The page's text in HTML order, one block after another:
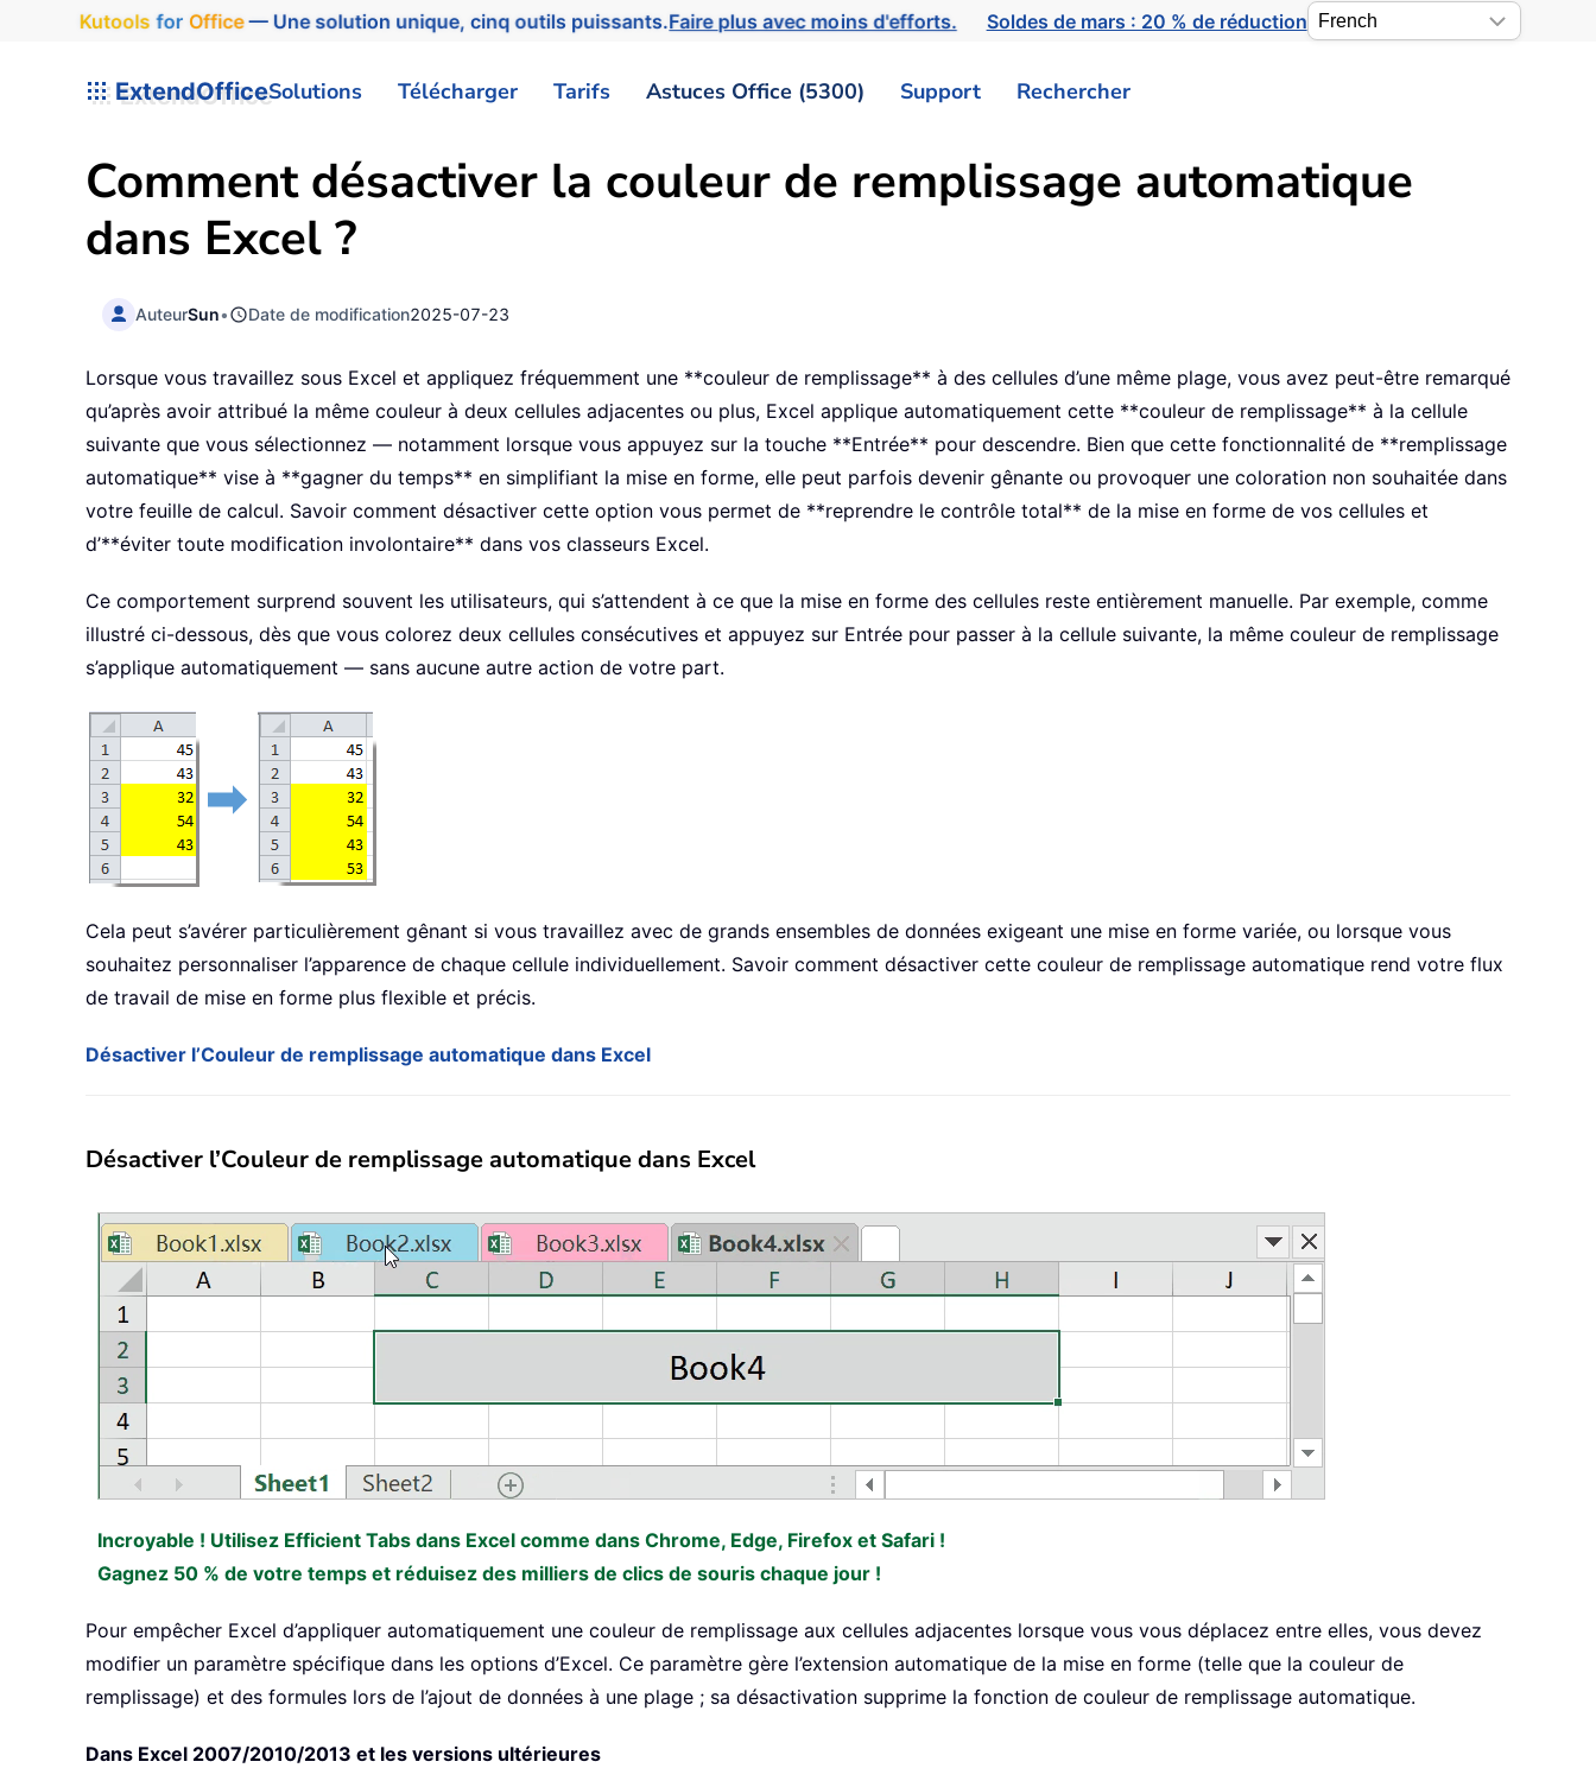
Kutools for Office— Une solution unique, cinq outils puissants.Faire plus avec moins d'efforts. Soldes de mars : 20 % de réduction
ExtendOfficeSolutions Télécharger Tarifs Astuces Office (5300) Support Rechercher
Comment désactiver la couleur de remplissage automatique
dans Excel ?
AuteurSun• Date de modification2025-07-23
Lorsque vous travaillez sous Excel et appliquez fréquemment une **couleur de remplissage** à des cellules d’une même plage, vous avez peut-être remarqué
qu’après avoir attribué la même couleur à deux cellules adjacentes ou plus, Excel applique automatiquement cette **couleur de remplissage** à la cellule
suivante que vous sélectionnez — notamment lorsque vous appuyez sur la touche **Entrée** pour descendre. Bien que cette fonctionnalité de **remplissage
automatique** vise à **gagner du temps** en simplifiant la mise en forme, elle peut parfois devenir gênante ou provoquer une coloration non souhaitée dans
votre feuille de calcul. Savoir comment désactiver cette option vous permet de **reprendre le contrôle total** de la mise en forme de vos cellules et
d’**éviter toute modification involontaire** dans vos classeurs Excel.
Ce comportement surprend souvent les utilisateurs, qui s’attendent à ce que la mise en forme des cellules reste entièrement manuelle. Par exemple, comme
illustré ci-dessous, dès que vous colorez deux cellules consécutives et appuyez sur Entrée pour passer à la cellule suivante, la même couleur de remplissage
s’applique automatiquement — sans aucune autre action de votre part.
Cela peut s’avérer particulièrement gênant si vous travaillez avec de grands ensembles de données exigeant une mise en forme variée, ou lorsque vous
souhaitez personnaliser l’apparence de chaque cellule individuellement. Savoir comment désactiver cette couleur de remplissage automatique rend votre flux
de travail de mise en forme plus flexible et précis.
Désactiver l’Couleur de remplissage automatique dans Excel
Désactiver l’Couleur de remplissage automatique dans Excel
Incroyable ! Utilisez Efficient Tabs dans Excel comme dans Chrome, Edge, Firefox et Safari !
Gagnez 50 % de votre temps et réduisez des milliers de clics de souris chaque jour !
Pour empêcher Excel d’appliquer automatiquement une couleur de remplissage aux cellules adjacentes lorsque vous vous déplacez entre elles, vous devez
modifier un paramètre spécifique dans les options d’Excel. Ce paramètre gère l’extension automatique de la mise en forme (telle que la couleur de
remplissage) et des formules lors de l’ajout de données à une plage ; sa désactivation supprime la fonction de couleur de remplissage automatique.
Dans Excel 2007/2010/2013 et les versions ultérieures